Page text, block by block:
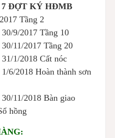
ĐỢT KÝ HĐMB
Tầng 2
30/9/2017 Tầng 10
30/11/2017 Tầng 20
31/1/2018 Cất nóc
1/6/2018 Hoàn thành sơn
30/11/2018 Bàn giao
hồng